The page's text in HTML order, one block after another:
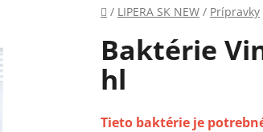
Domov
/ LIPERA SK NEW / Prípravky
Baktérie
hl
Tieto baktérie je